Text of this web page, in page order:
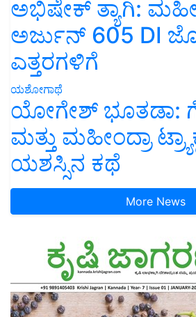
ಅಭಿಷೇಕ್ ತ್ಯಾಗಿ:
ಅರ್ಜುನ್ 605 DI
ಎತ್ತರಗಳಿಗೆ
ಯಶೋಗಾಥೆ
ಯೋಗೇಶ್ ಭೂತಡಾ:
ಮತ್ತು ಮಹೀಂದ್ರಾ
ಯಶಸ್ಸಿನ ಕಥೆ
More News